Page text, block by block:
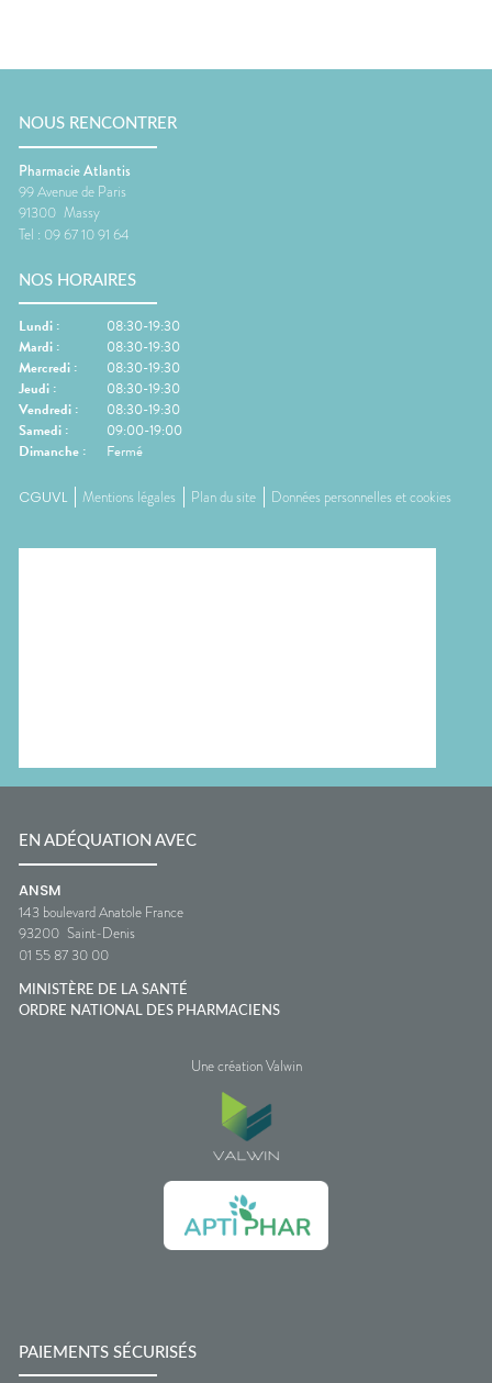
NOUS RENCONTRER
Pharmacie Atlantis
99 Avenue de Paris
91300 Massy
Tel : 09 67 10 91 64
NOS HORAIRES
Lundi :
08:30-19:30
Mardi :
08:30-19:30
Mercredi :
08:30-19:30
Jeudi :
08:30-19:30
Vendredi :
08:30-19:30
Samedi :
09:00-19:00
Dimanche : Fermé
CGUVL Mentions légales Plan du site Données personnelles et cookies
EN ADÉQUATION AVEC
ANSM
143 boulevard Anatole France
93200 Saint-Denis
01 55 87 30 00
MINISTÈRE DE LA SANTÉ
ORDRE NATIONAL DES PHARMACIENS
Une création Valwin
PAIEMENTS SÉCURISÉS